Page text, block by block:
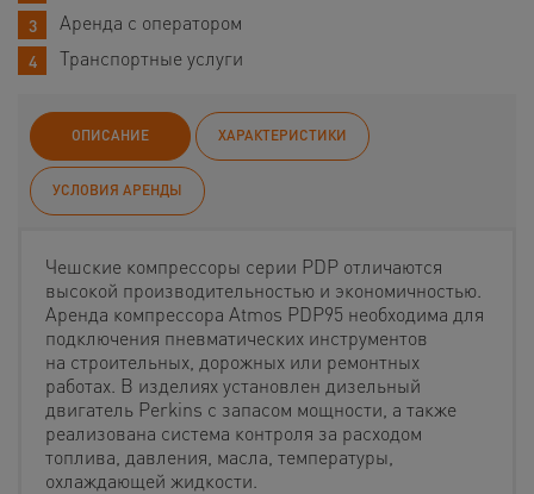
Аренда с оператором
Транспортные услуги
ОПИСАНИЕ ХАРАКТЕРИСТИКИ
УСЛОВИЯ АРЕНДЫ
Чешские компрессоры серии PDP отличаются
высокой производительностью и экономичностью.
Аренда компрессора Atmos PDP95 необходима для
подключения пневматических инструментов
на строительных, дорожных или ремонтных
работах. В изделиях установлен дизельный
двигатель Perkins с запасом мощности, а также
реализована система контроля за расходом
топлива, давления, масла, температуры,
охлаждающей жидкости.